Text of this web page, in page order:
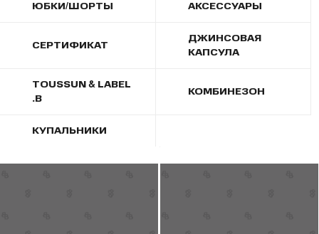
ЮБКИ/ШОРТЫ АКСЕССУАРЫ
СЕРТИФИКАТ
ДЖИНСОВАЯ
КАПСУЛА
TOUSSUN & LABEL
.B
КОМБИНЕЗОН
КУПАЛЬНИКИ